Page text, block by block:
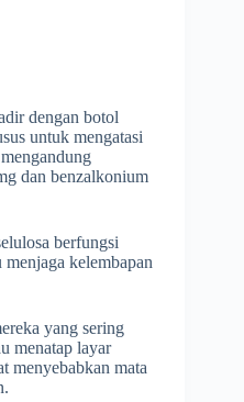
dengan botol
untuk mengatasi
dan benzalkonium
berfungsi
kelembapan
yang sering
menatap layar
menyebabkan mata